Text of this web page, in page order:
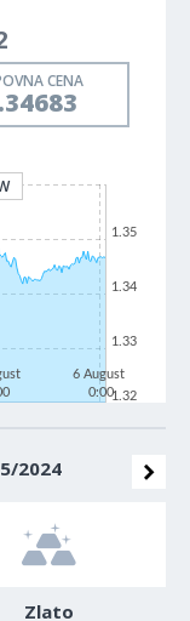
CENA
6 August
0:001.32
1.33
1.34
1.35
2024
Zlato